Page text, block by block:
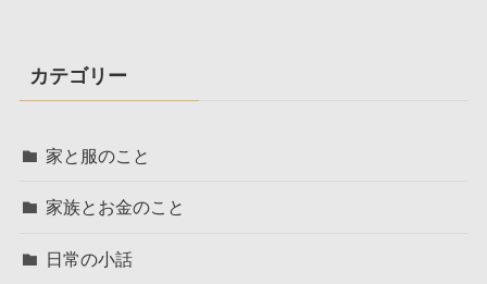
カテゴリー
家と服のこと
家族とお金のこと
日常の小話